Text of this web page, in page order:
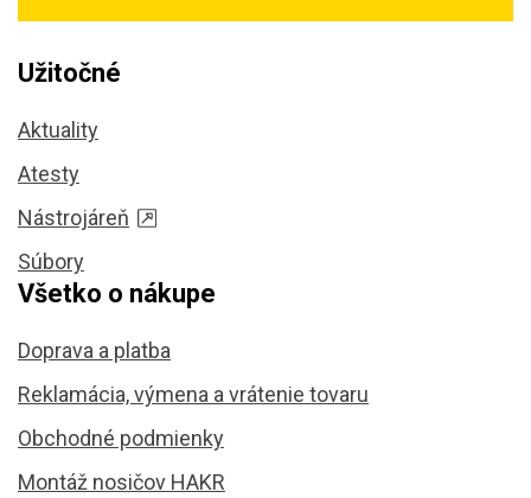
Užitočné
Aktuality
Atesty
Nástrojáreň
Súbory
Všetko o nákupe
Doprava a platba
Reklamácia, výmena a vrátenie tovaru
Obchodné podmienky
Montáž nosičov HAKR